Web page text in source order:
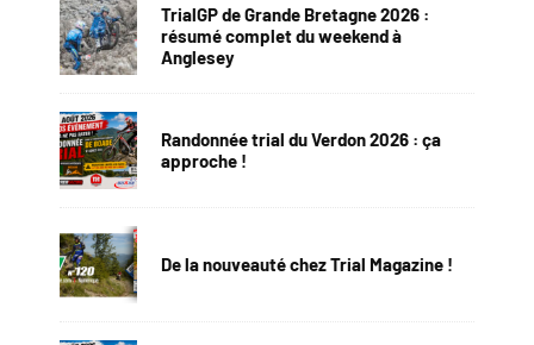
TrialGP de Grande Bretagne 2026 :
résumé complet du weekend à
Anglesey
Randonnée trial du Verdon 2026 : ça
approche !
De la nouveauté chez Trial Magazine !